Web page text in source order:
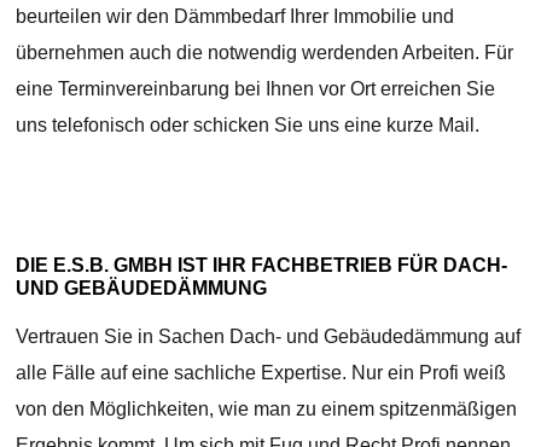
beurteilen wir den Dämmbedarf Ihrer Immobilie und
übernehmen auch die notwendig werdenden Arbeiten. Für
eine Terminvereinbarung bei Ihnen vor Ort erreichen Sie
uns telefonisch oder schicken Sie uns eine kurze Mail.
DIE E.S.B. GMBH IST IHR FACHBETRIEB FÜR DACH-
UND GEBÄUDEDÄMMUNG
Vertrauen Sie in Sachen Dach- und Gebäudedämmung auf
alle Fälle auf eine sachliche Expertise. Nur ein Profi weiß
von den Möglichkeiten, wie man zu einem spitzenmäßigen